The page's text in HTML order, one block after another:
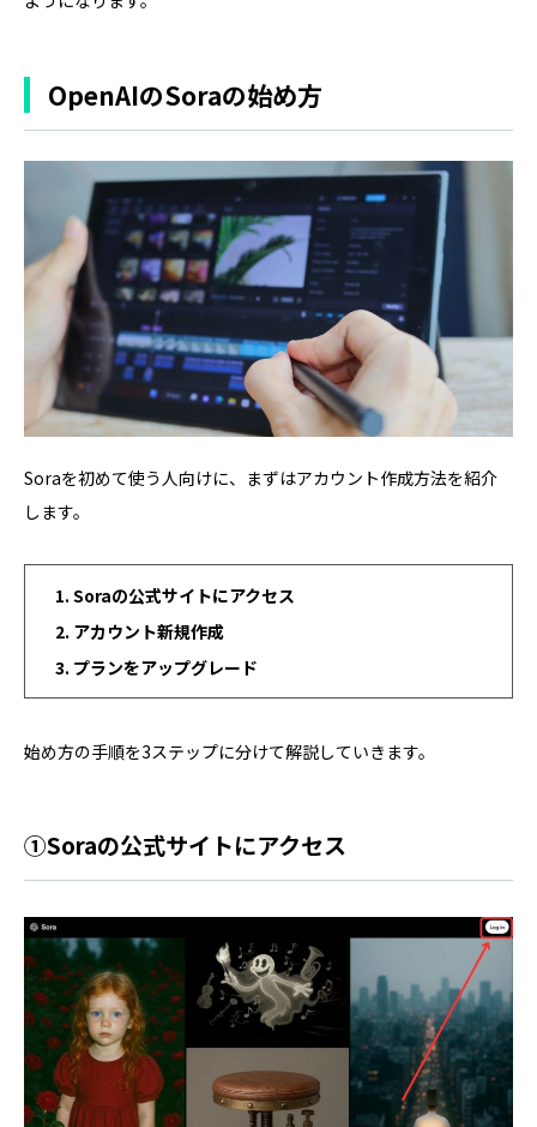
OpenAIのSoraの始め方
Soraを初めて使う人向けに、まずはアカウント作成方法を紹介
します。
Soraの公式サイトにアクセス
アカウント新規作成
プランをアップグレード
始め方の手順を3ステップに分けて解説していきます。
①Soraの公式サイトにアクセス